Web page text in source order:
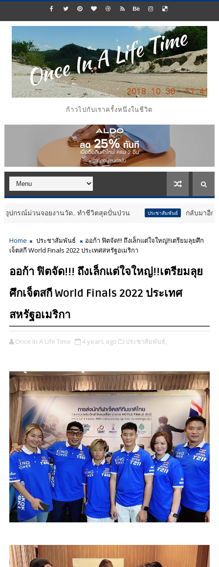
ก้าวไปกับเราครั้งหนึ่งในชีวิต
อยงานวัด.. ทำชีวิตสุดปั่นป่วน ประชาสัมพันธ์ กลับมาอีกครั้ง!! ทัพไดโ
Home ประชาสัมพันธ์
ออก้า ฟิตจัด!!! ถึงเล็กแต่ใจใหญ่!!เตรียมลุยศึก
เจ็ตสกี World Finals 2022 ประเทศสหรัฐอเมริกา
ออก้า ฟิตจัด!!! ถึงเล็กแต่ใจใหญ่!!เตรียมลุย
ศึกเจ็ตสกี World Finals 2022 ประเทศ
สหรัฐอเมริกา
Once In A Life Time 4 years ago ประชาสัมพันธ์,